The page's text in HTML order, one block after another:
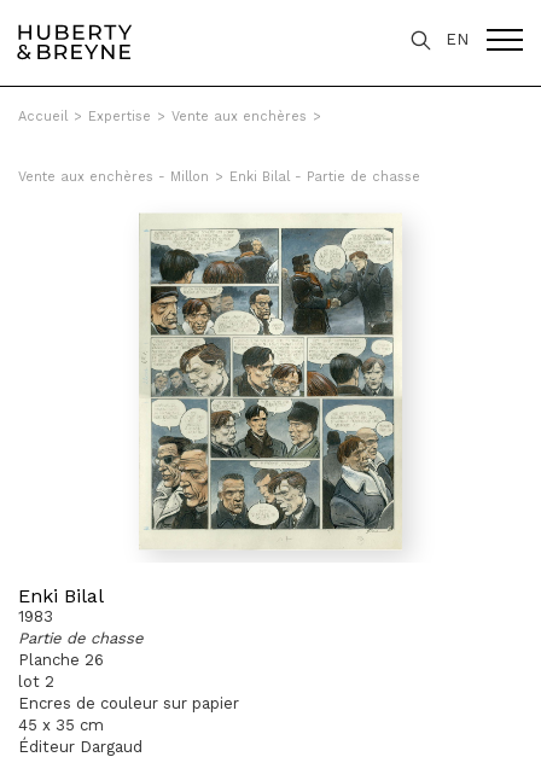
EN
Accueil > Expertise > Vente aux enchères >
Vente aux enchères - Millon > Enki Bilal - Partie de chasse
Enki Bilal
1983
Partie de chasse
Planche 26
lot 2
Encres de couleur sur papier
45 x 35 cm
Éditeur Dargaud